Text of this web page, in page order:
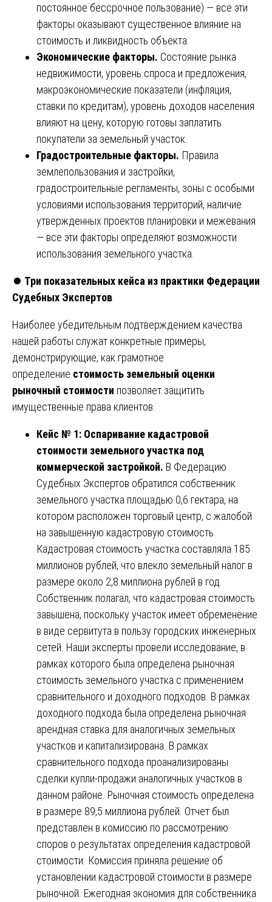
постоянное бессрочное пользование) — все эти
факторы оказывают существенное влияние на
стоимость и ликвидность объекта.
Экономические факторы. Состояние рынка
недвижимости, уровень спроса и предложения,
макроэкономические показатели (инфляция,
ставки по кредитам), уровень доходов населения
влияют на цену, которую готовы заплатить
покупатели за земельный участок.
Градостроительные факторы. Правила
землепользования и застройки,
градостроительные регламенты, зоны с особыми
условиями использования территорий, наличие
утвержденных проектов планировки и межевания
— все эти факторы определяют возможности
использования земельного участка.
⏺️ Три показательных кейса из практики Федерации
Судебных Экспертов
Наиболее убедительным подтверждением качества
нашей работы служат конкретные примеры,
демонстрирующие, как грамотное
определение стоимость земельный оценки
рыночный стоимости позволяет защитить
имущественные права клиентов.
Кейс № 1: Оспаривание кадастровой
стоимости земельного участка под
коммерческой застройкой. В Федерацию
Судебных Экспертов обратился собственник
земельного участка площадью 0,6 гектара, на
котором расположен торговый центр, с жалобой
на завышенную кадастровую стоимость.
Кадастровая стоимость участка составляла 185
миллионов рублей, что влекло земельный налог в
размере около 2,8 миллиона рублей в год.
Собственник полагал, что кадастровая стоимость
завышена, поскольку участок имеет обременение
в виде сервитута в пользу городских инженерных
сетей. Наши эксперты провели исследование, в
рамках которого была определена рыночная
стоимость земельного участка с применением
сравнительного и доходного подходов. В рамках
доходного подхода была определена рыночная
арендная ставка для аналогичных земельных
участков и капитализирована. В рамках
сравнительного подхода проанализированы
сделки купли-продажи аналогичных участков в
данном районе. Рыночная стоимость определена
в размере 89,5 миллиона рублей. Отчет был
представлен в комиссию по рассмотрению
споров о результатах определения кадастровой
стоимости. Комиссия приняла решение об
установлении кадастровой стоимости в размере
рыночной. Ежегодная экономия для собственника